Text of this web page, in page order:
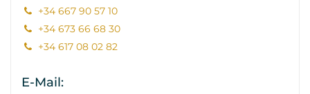
+34 667 90 57 10
+34 673 66 68 30
+34 617 08 02 82
E-Mail: